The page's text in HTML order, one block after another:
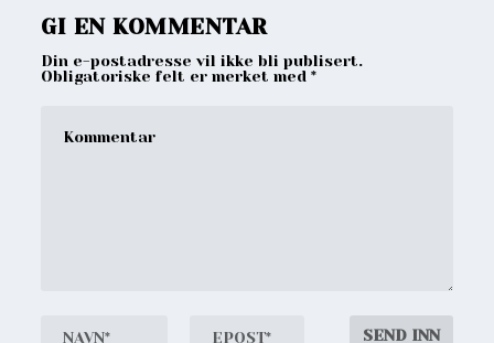
GI EN KOMMENTAR
Din e-postadresse vil ikke bli publisert.
Obligatoriske felt er merket med*